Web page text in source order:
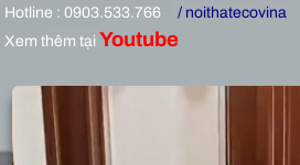
Hotline : 0903.533.766
/ noithatecovina
Xem thêm tại Youtube